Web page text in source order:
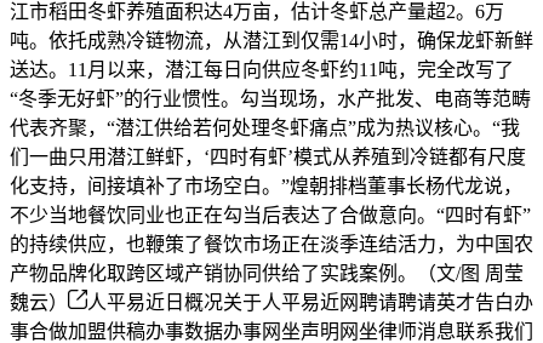
江市稻田冬虾养殖面积达4万亩，估计冬虾总产量超2。6万
吨。依托成熟冷链物流，从潜江到仅需14小时，确保龙虾新鲜
送达。11月以来，潜江每日向供应冬虾约11吨，完全改写了
“冬季无好虾”的行业惯性。勾当现场，水产批发、电商等范畴
代表齐聚，“潜江供给若何处理冬虾痛点”成为热议核心。“我
们一曲只用潜江鲜虾，‘四时有虾’模式从养殖到冷链都有尺度
化支持，间接填补了市场空白。”煌朝排档董事长杨代龙说，
不少当地餐饮同业也正在勾当后表达了合做意向。“四时有虾”
的持续供应，也鞭策了餐饮市场正在淡季连结活力，为中国农
产物品牌化取跨区域产销协同供给了实践案例。（文/图 周莹
魏云）
人平易近日概况关于人平易近网聘请聘请英才告白办
事合做加盟供稿办事数据办事网坐声明网坐律师消息联系我们